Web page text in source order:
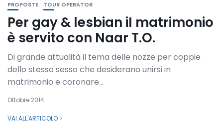
PROPOSTE TOUR OPERATOR
Per gay & lesbian iI matrimonio
è servito con Naar T.O.
Di grande attualità il tema delle nozze per coppie
dello stesso sesso che desiderano unirsi in
matrimonio e coronare...
Ottobre 2014
VAI ALL'ARTICOLO